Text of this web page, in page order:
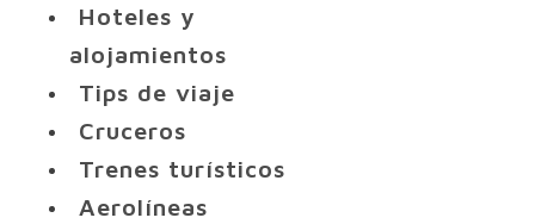
Hoteles y
alojamientos
Tips de viaje
Cruceros
Trenes turísticos
Aerolíneas